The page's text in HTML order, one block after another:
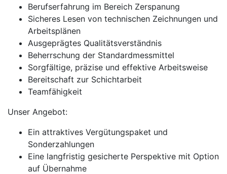
Berufserfahrung im Bereich Zerspanung
Sicheres Lesen von technischen Zeichnungen und
Arbeitsplänen
Ausgeprägtes Qualitätsverständnis
Beherrschung der Standardmessmittel
Sorgfältige, präzise und effektive Arbeitsweise
Bereitschaft zur Schichtarbeit
Teamfähigkeit
Unser Angebot:
Ein attraktives Vergütungspaket und
Sonderzahlungen
Eine langfristig gesicherte Perspektive mit Option
auf Übernahme